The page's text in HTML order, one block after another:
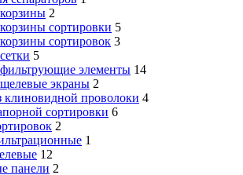
2
сортировки 5
сортировок 3
5
элементы 14
экраны 2
клиновидной проволоки 4
сортировки 6
2
1
12
панели 2